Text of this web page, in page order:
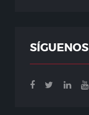
SÍGUENOS